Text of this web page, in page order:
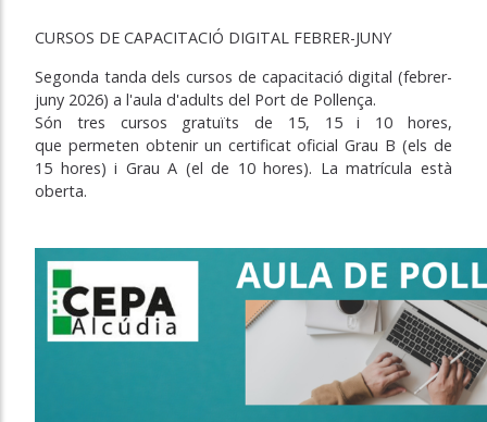
CURSOS DE CAPACITACIÓ DIGITAL FEBRER-JUNY
Segonda tanda dels cursos de capacitació digital (febrer-
juny 2026) a l'aula d'adults del Port de Pollença.
Són tres cursos gratuïts de 15, 15 i 10 hores,
que permeten obtenir un certificat oficial Grau B (els de
15 hores) i Grau A (el de 10 hores). La matrícula està
oberta.